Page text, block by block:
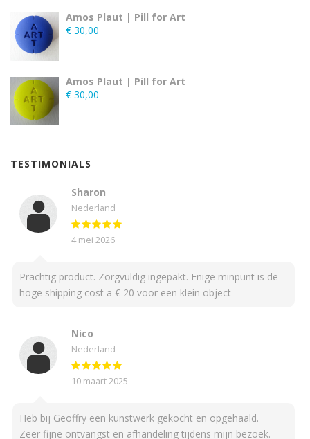
Amos Plaut | Pill for Art
€ 30,00
Amos Plaut | Pill for Art
€ 30,00
TESTIMONIALS
Sharon
Nederland
4 mei 2026
Prachtig product. Zorgvuldig ingepakt. Enige minpunt is de
hoge shipping cost a € 20 voor een klein object
Nico
Nederland
10 maart 2025
Heb bij Geoffry een kunstwerk gekocht en opgehaald.
Zeer fijne ontvangst en afhandeling tijdens mijn bezoek.